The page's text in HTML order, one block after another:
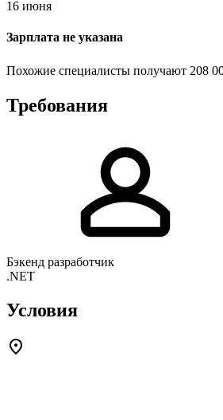
16 июня
Зарплата не указана
Похожие специалисты получают 208
Требования
Бэкенд разработчик
.NET
Условия